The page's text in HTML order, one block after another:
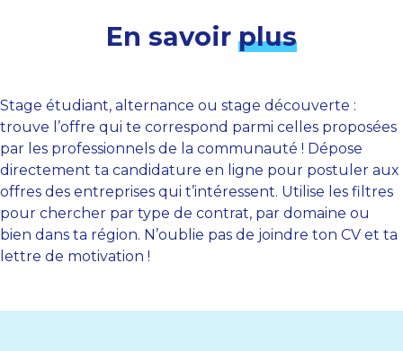
En savoir plus
Stage étudiant, alternance ou stage découverte :
trouve l’offre qui te correspond parmi celles proposées
par les professionnels de la communauté ! Dépose
directement ta candidature en ligne pour postuler aux
offres des entreprises qui t’intéressent. Utilise les filtres
pour chercher par type de contrat, par domaine ou
bien dans ta région. N’oublie pas de joindre ton CV et ta
lettre de motivation !